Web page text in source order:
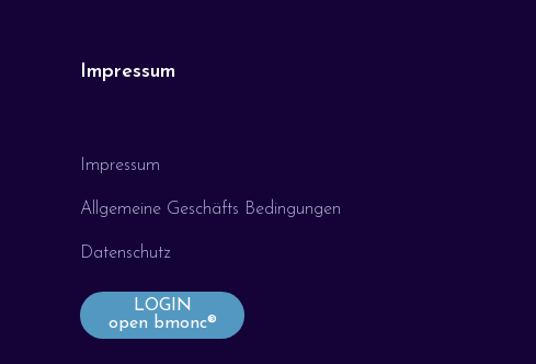
Impressum
Impressum
Allgemeine Geschäfts Bedingungen
Datenschutz
LOGIN
open bmonc®